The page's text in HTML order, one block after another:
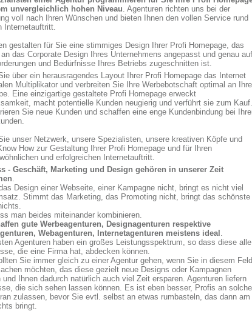
unvergleichlich hohen Niveau. Agenturen richten uns bei der
voll nach Ihren Wünschen und bieten Ihnen den vollen Service rund
Internetauftritt.
gestalten für Sie eine stimmiges Design Ihrer Profi Homepage, das
das Corporate Design Ihres Unternehmens angepasst und genau auf
und Bedürfnisse Ihres Betriebs zugeschnitten ist.
über ein herausragendes Layout Ihrer Profi Homepage das Internet
Multiplikator und verbreiten Sie Ihre Werbebotschaft optimal an Ihre
Eine einzigartige gestaltete Profi Homepage erweckt
macht potentielle Kunden neugierig und verführt sie zum Kauf.
Sie neue Kunden und schaffen eine enge Kundenbindung bei
unser Netzwerk, unsere Spezialisten, unsere kreativen Köpfe und
How zur Gestaltung Ihrer Profi Homepage und für Ihren
und erfolgreichen Internetauftritt.
- Geschäft, Marketing und Design gehören in unserer Zeit
.
Design einer Webseite, einer Kampagne nicht, bringt es nicht viel
Stimmt das Marketing, das Promoting nicht, bringt das schönste
man beides miteinander kombinieren.
gute Werbeagenturen, Designagenturen respektive
Webagenturen, Internetagenturen meistens ideal .
Agenturen haben ein großes Leistungsspektrum, so dass diese alle
die eine Firma hat, abdecken können.
Sie immer gleich zu einer Agentur gehen, wenn Sie in diesem Feld
möchten, das diese gezielt neue Designs oder Kampagnen
und Ihnen dadurch natürlich auch viel Zeit ersparen. Agenturen liefern
die sich sehen lassen können. Es ist eben besser, Profis an solche
zulassen, bevor Sie evtl. selbst an etwas rumbasteln, das dann am
bringt.